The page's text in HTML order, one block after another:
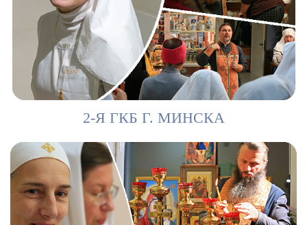
2-Я ГКБ Г. МИНСКА